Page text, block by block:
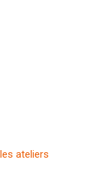
ateliers